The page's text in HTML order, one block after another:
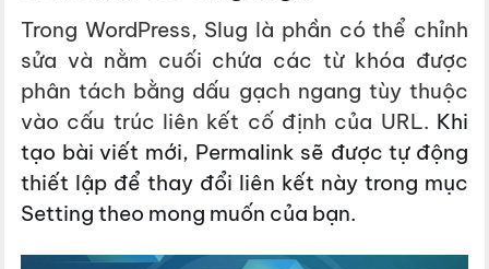
Trong WordPress, Slug là phần có thể chỉnh
sửa và nằm cuối chứa các từ khóa được
phân tách bằng dấu gạch ngang tùy thuộc
vào cấu trúc liên kết cố định của URL. Khi
tạo bài viết mới, Permalink sẽ được tự động
thiết lập để thay đổi liên kết này trong mục
Setting theo mong muốn của bạn.